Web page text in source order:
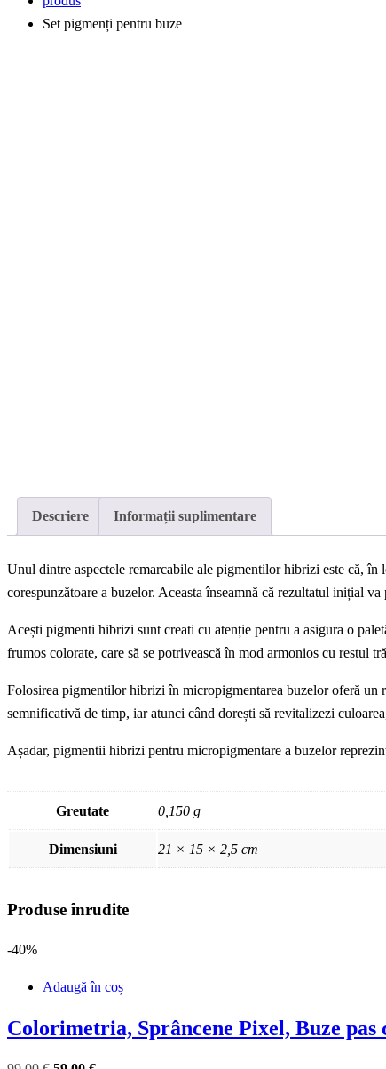
Set pigmenți pentru buze
Descriere Informații suplimentare
Unul dintre aspectele remarcabile ale pigmentilor hibrizi este că,
corespunzătoare a buzelor. Aceasta înseamnă că rezultatul inițial
Acești pigmenti hibrizi sunt creati cu atenție pentru a asigura o
frumos colorate, care să se potrivească în mod armonios cu restul
Folosirea pigmentilor hibrizi în micropigmentarea buzelor oferă un
semnificativă de timp, iar atunci când dorești să revitalizezi
Așadar, pigmentii hibrizi pentru micropigmentare a buzelor
Greutate 0,150 g
Dimensiuni 21 × 15 × 2,5 cm
Produse înrudite
-40%
Adaugă în coș
Colorimetria, Sprâncene Pixel, Buze pas